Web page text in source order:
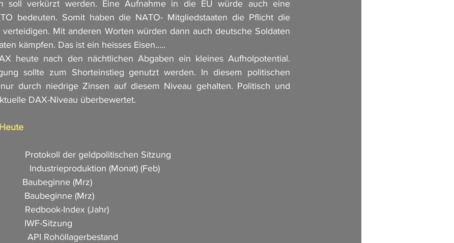
soll verkürzt werden. Eine Aufnahme in die EU würde auch eine
bedeuten. Somit haben die NATO- Mitgliedstaaten die Pflicht die
Mit anderen Worten würden dann auch deutsche Soldaten
kämpfen. Das ist ein heisses Eisen…..
heute nach den nächtlichen Abgaben ein kleines Aufholpotential.
sollte zum Shorteinstieg genutzt werden. In diesem politischen
durch niedrige Zinsen auf diesem Niveau gehalten. Politisch und
DAX-Niveau überbewertet.
Protokoll der geldpolitischen Sitzung
Industrieproduktion (Monat) (Feb)
Baubeginne (Mrz)
Baubeginne (Mrz)
Redbook-Index (Jahr)
IWF-Sitzung
API Rohöllagerbestand